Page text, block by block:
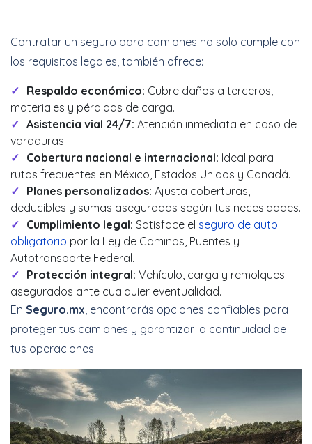
Contratar un seguro para camiones no solo cumple con
los requisitos legales, también ofrece:
Respaldo económico: Cubre daños a terceros,
materiales y pérdidas de carga.
Asistencia vial 24/7: Atención inmediata en caso de
varaduras.
Cobertura nacional e internacional: Ideal para
rutas frecuentes en México, Estados Unidos y Canadá.
Planes personalizados: Ajusta coberturas,
deducibles y sumas aseguradas según tus necesidades.
Cumplimiento legal: Satisface el seguro de auto
obligatorio por la Ley de Caminos, Puentes y
Autotransporte Federal.
Protección integral: Vehículo, carga y remolques
asegurados ante cualquier eventualidad.
En Seguro.mx, encontrarás opciones confiables para
proteger tus camiones y garantizar la continuidad de
tus operaciones.